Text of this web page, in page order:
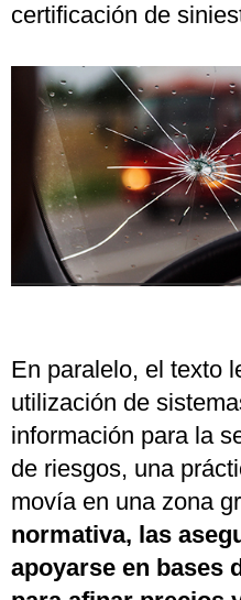
certificación de
En paralelo, el texto
utilización de
información para la
de riesgos, una
movía en una zona
normativa, las
apoyarse en bases